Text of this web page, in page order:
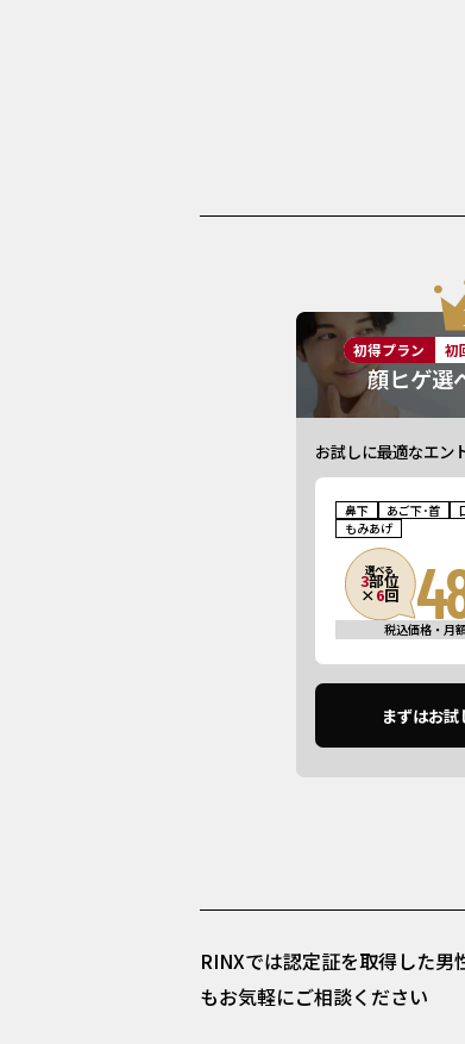
初得プラン 初
顔ヒゲ選
お試しに最適なエン
鼻下 あご下･首
もみあげ
選べる
3部位
×6回
税込価格・月
まずはお
RINXでは認定証を取得した
もお気軽にご相談ください